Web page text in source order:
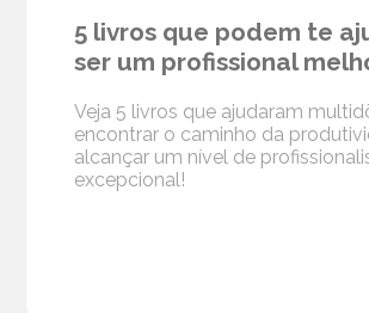
5 livros que podem te
ser um profissional
Veja 5 livros que ajudaram
encontrar o caminho da
alcançar um nível de
excepcional!